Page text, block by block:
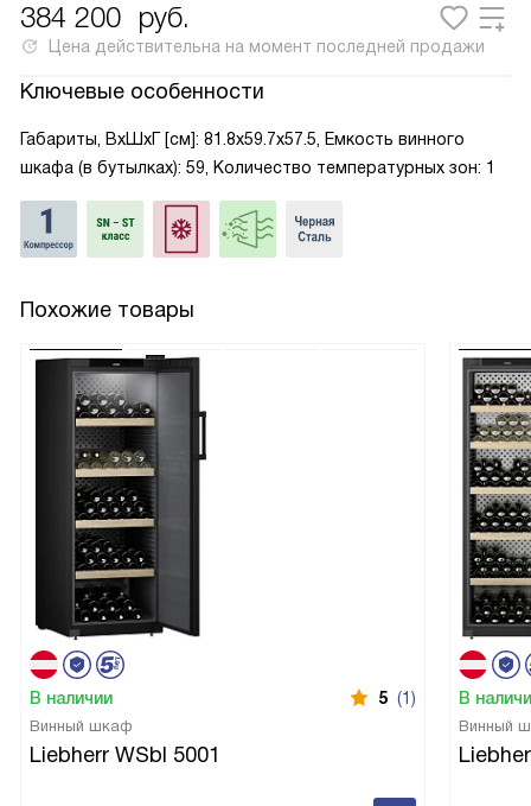
384 200 руб.
Цена действительна на момент последней продажи
Ключевые особенности
Габариты, ВxШxГ [см]: 81.8x59.7x57.5, Емкость винного
шкафа (в бутылках): 59, Количество температурных зон: 1
Похожие товары
В наличии 5 (1)
Винный шкаф
Liebherr WSbl 5001
В
Винный